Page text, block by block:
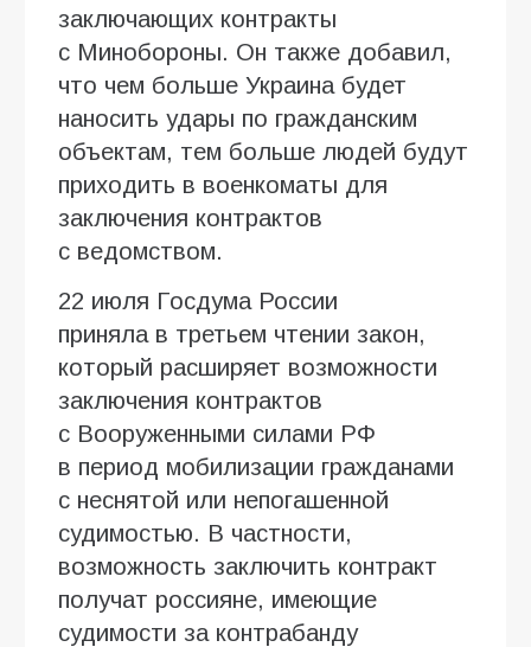
заключающих контракты
с Минобороны. Он также добавил,
что чем больше Украина будет
наносить удары по гражданским
объектам, тем больше людей будут
приходить в военкоматы для
заключения контрактов
с ведомством.
22 июля Госдума России
приняла в третьем чтении закон,
который расширяет возможности
заключения контрактов
с Вооруженными силами РФ
в период мобилизации гражданами
с неснятой или непогашенной
судимостью. В частности,
возможность заключить контракт
получат россияне, имеющие
судимости за контрабанду